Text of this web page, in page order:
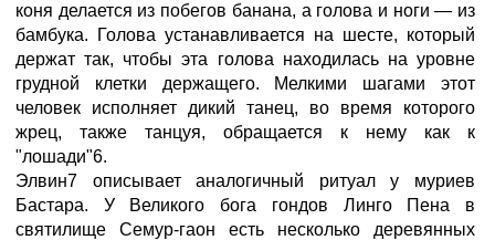
коня делается из побегов банана, а голова и ноги — из
бамбука. Голова устанавливается на шесте, который
держат так, чтобы эта голова находилась на уровне
грудной клетки держащего. Мелкими шагами этот
человек исполняет дикий танец, во время которого
жрец, также танцуя, обращается к нему как к
"лошади"6.
Элвин7 описывает аналогичный ритуал у муриев
Бастара. У Великого бога гондов Линго Пена в
святилище Семур-гаон есть несколько деревянных